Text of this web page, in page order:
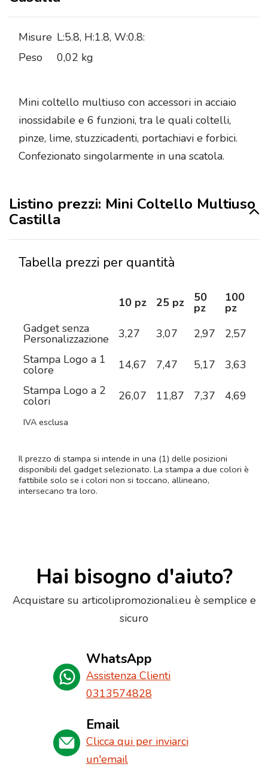
Misure L:5.8, H:1.8, W:0.8:
Peso
0,02 kg
Mini coltello multiuso con accessori in acciaio
inossidabile e 6 funzioni, tra le quali coltelli,
pinze, lime, stuzzicadenti, portachiavi e forbici.
Confezionato singolarmente in una scatola.
Listino prezzi: Mini Coltello Multiuso
Castilla
Tabella prezzi per quantità
10 pz 25 pz 50
pz
100
pz
Gadget senza
Personalizzazione 3,27 3,07 2,97 2,57
Stampa Logo a 1
colore 14,67 7,47 5,17 3,63
Stampa Logo a 2
colori 26,07 11,87 7,37 4,69
IVA esclusa
Il prezzo di stampa si intende in una (1) delle posizioni
disponibili del gadget selezionato. La stampa a due colori è
fattibile solo se i colori non si toccano, allineano,
intersecano tra loro.
Hai bisogno d'aiuto?
Acquistare su articolipromozionali.eu è semplice e
sicuro
WhatsApp
Assistenza Clienti
0313574828
Email
Clicca qui per inviarci
un'email